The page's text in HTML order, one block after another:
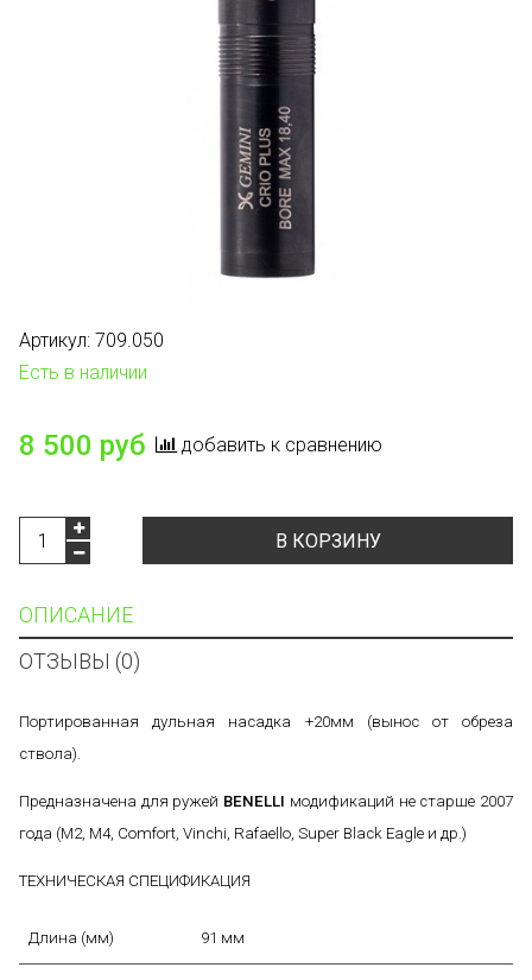
Артикул: 709.050
Есть в наличии
8 500 руб добавить к сравнению
В КОРЗИНУ
ОПИСАНИЕ
ОТЗЫВЫ (0)
Портированная дульная насадка +20мм (вынос от обреза
ствола).
Предназначена для ружей BENELLI модификаций не старше 2007
года (М2, М4, Comfort, Vinchi, Rafaello, Super Black Eagle и др.)
ТЕХНИЧЕСКАЯ СПЕЦИФИКАЦИЯ
Длина (мм) 91 мм